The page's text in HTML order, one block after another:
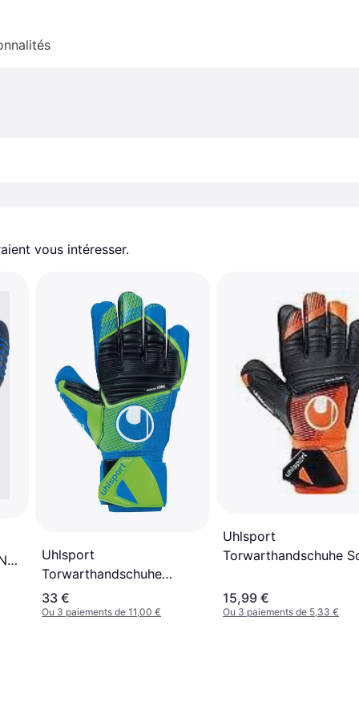
vous intéresser.
Uhlsport
Torwarthandschuhe
Aquasoft Bleu
33 €
Ou 3 paiements de 11,00 €
Uhlsport
Torwarthandschuhe
15,99 €
Ou 3 paiements de 5,33 €